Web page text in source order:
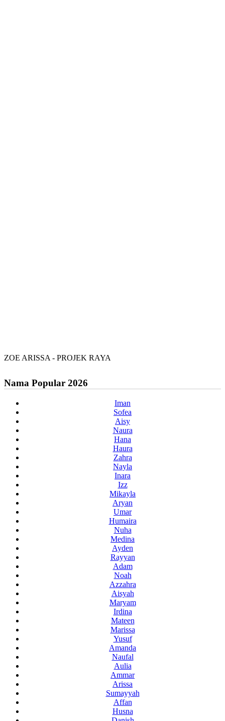
ZOE ARISSA - PROJEK RAYA
Nama Popular 2026
Iman
Sofea
Aisy
Naura
Hana
Haura
Zahra
Nayla
Inara
Izz
Mikayla
Aryan
Umar
Humaira
Nuha
Medina
Ayden
Rayyan
Adam
Noah
Azzahra
Aisyah
Maryam
Irdina
Mateen
Marissa
Yusuf
Amanda
Naufal
Aulia
Ammar
Arissa
Sumayyah
Affan
Husna